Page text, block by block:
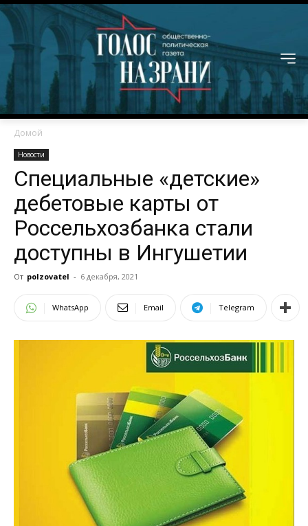
Домой
Новости
Специальные «детские»
дебетовые карты от
Россельхозбанка стали
доступны в Ингушетии
От polzovatel - 6 декабря, 2021
WhatsApp Email Telegram